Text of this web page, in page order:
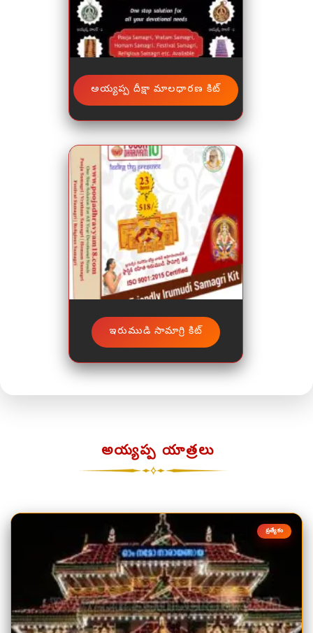
అయ్యప్ప దీక్షా మాలధారణ కిట్
ఇరుముడి సామాగ్రి కిట్
అయ్యప్ప యాత్రలు
ప్రత్యేకం